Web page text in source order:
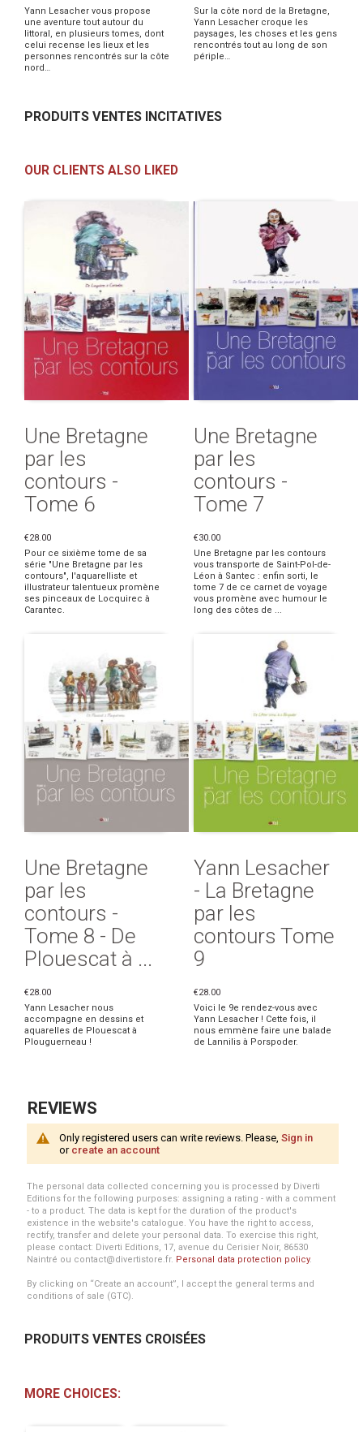
Yann Lesacher vous propose
une aventure tout autour du
littoral, en plusieurs tomes, dont
celui recense les lieux et les
personnes rencontrés sur la côte
nord…
Sur la côte nord de la Bretagne,
Yann Lesacher croque les
paysages, les choses et les gens
rencontrés tout au long de son
périple…
PRODUITS VENTES INCITATIVES
OUR CLIENTS ALSO LIKED
Une Bretagne
par les
contours -
Tome 6
€28.00
Pour ce sixième tome de sa
série "Une Bretagne par les
contours", l'aquarelliste et
illustrateur talentueux promène
ses pinceaux de Locquirec à
Carantec.
Une Bretagne
par les
contours -
Tome 7
€30.00
Une Bretagne par les contours
vous transporte de Saint-Pol-de-
Léon à Santec : enfin sorti, le
tome 7 de ce carnet de voyage
vous promène avec humour le
long des côtes de ...
Une Bretagne
par les
contours -
Tome 8 - De
Plouescat à ...
€28.00
Yann Lesacher nous
accompagne en dessins et
aquarelles de Plouescat à
Plouguerneau !
Yann Lesacher
- La Bretagne
par les
contours Tome
9
€28.00
Voici le 9e rendez-vous avec
Yann Lesacher ! Cette fois, il
nous emmène faire une balade
de Lannilis à Porspoder.
REVIEWS
Only registered users can write reviews. Please, Sign in
or create an account
The personal data collected concerning you is processed by Diverti
Editions for the following purposes: assigning a rating - with a comment
- to a product. The data is kept for the duration of the product's
existence in the website's catalogue. You have the right to access,
rectify, transfer and delete your personal data. To exercise this right,
please contact: Diverti Editions, 17, avenue du Cerisier Noir, 86530
Naintré ou contact@divertistore.fr. Personal data protection policy.
By clicking on “Create an account”, I accept the general terms and
conditions of sale (GTC).
PRODUITS VENTES CROISÉES
MORE CHOICES: